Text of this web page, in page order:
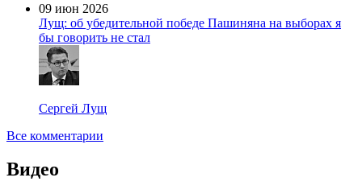
09 июн 2026
Лущ: об убедительной победе Пашиняна на выборах я
бы говорить не стал
Сергей Лущ
Все комментарии
Видео